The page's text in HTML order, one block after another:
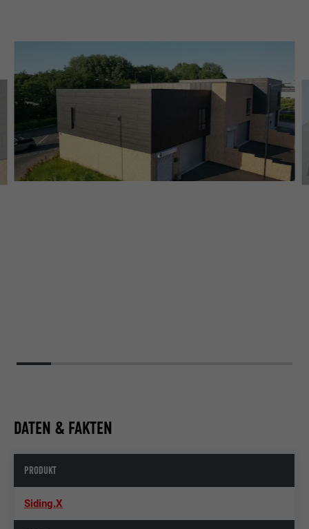
DATEN & FAKTEN
PRODUKT
Siding.X